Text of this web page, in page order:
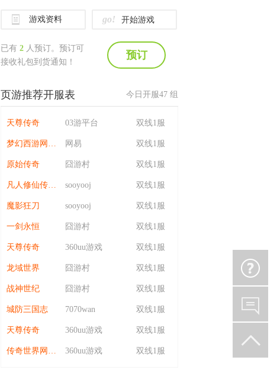
游戏资料 go! 开始游戏
已有 2 人预订。预订可
接收礼包到货通知！
预订
页游推荐开服表 今日开服47 组
天尊传奇 03游平台 双线1服
梦幻西游网页版 网易 双线1服
原始传奇 囧游村 双线1服
凡人修仙传：星海飞驰 sooyooj 双线1服
魔影狂刀 sooyooj 双线1服
一剑永恒 囧游村 双线1服
天尊传奇 360uu游戏 双线1服
龙域世界 囧游村 双线1服
战神世纪 囧游村 双线1服
城防三国志 7070wan 双线1服
天尊传奇 360uu游戏 双线1服
传奇世界网页版 360uu游戏 双线1服